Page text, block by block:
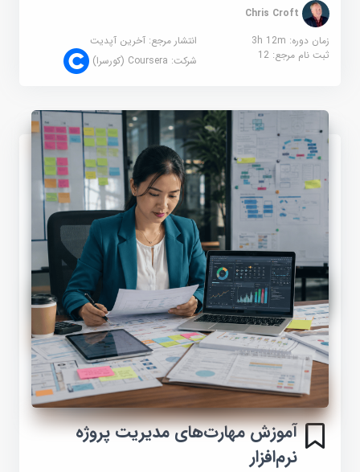
Chris Croft
زمان دوره: 3h 12m
انتشار مرجع:آخرین آپدیت
ثبت نام مرجع:12 شرکت:Coursera (کورسرا)
آموزش مهارت‌های مدیریت پروژه
نرم‌افزار